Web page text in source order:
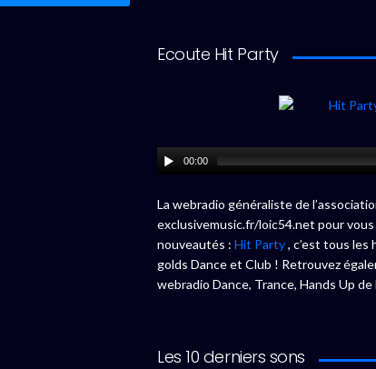
Ecoute Hit Party
00:00
La webradio généraliste de
exclusivemusic.fr/loic54.net pour
nouveautés : Hit Party, c’est tous les
golds Dance et Club ! Retrouvez
webradio Dance, Trance, Hands Up de
Les 10 derniers sons